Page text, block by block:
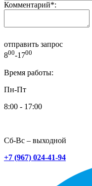
Комментарий*:
отправить запрос
800-1700
Время работы:
Пн-Пт
8:00 - 17:00
Сб-Вс – выходной
+7 (967) 024-41-94